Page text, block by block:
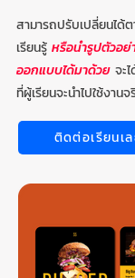
สามารถปรับเปลี่ยนได้
เรียนรู้ หรือนำรูปตัวอ
ออกแบบได้มาด้วย จะ
ที่ผู้เรียนจะนำไปใช้งานจ
ติดต่อเรียนเ